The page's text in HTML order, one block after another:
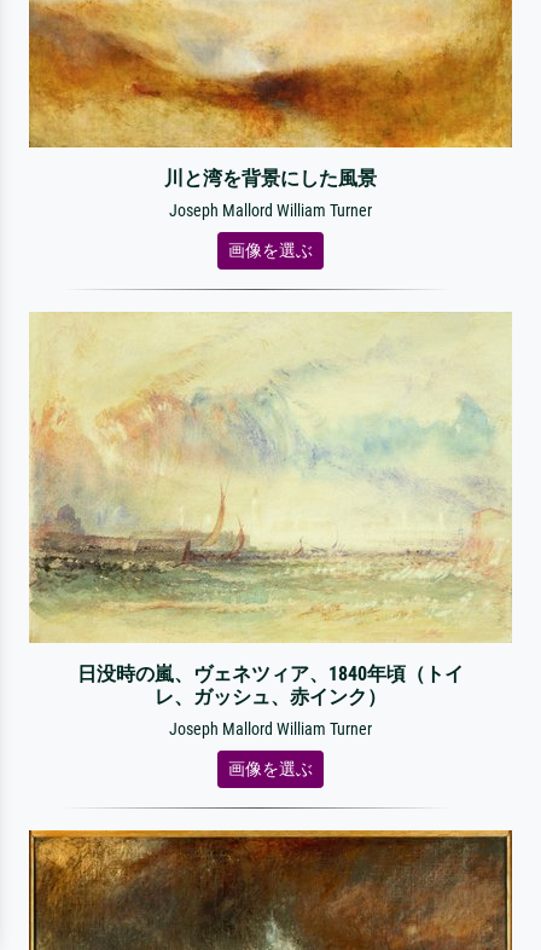
川と湾を背景にした風景
Joseph Mallord William Turner
画像を選ぶ
日没時の嵐、ヴェネツィア、1840年頃（トイ
レ、ガッシュ、赤インク）
Joseph Mallord William Turner
画像を選ぶ